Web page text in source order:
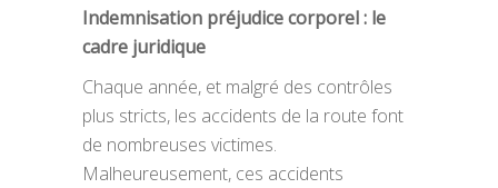
Indemnisation préjudice corporel : le
cadre juridique
Chaque année, et malgré des contrôles
plus stricts, les accidents de la route font
de nombreuses victimes.
Malheureusement, ces accidents